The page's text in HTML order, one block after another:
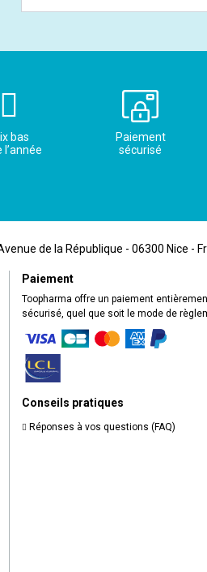
bas
l’année
Paiement
sécurisé
de la République - 06300 Nice -
Paiement
Toopharma offre un paiement
sécurisé, quel que soit le mode de
Conseils pratiques
Réponses à vos questions (FAQ)